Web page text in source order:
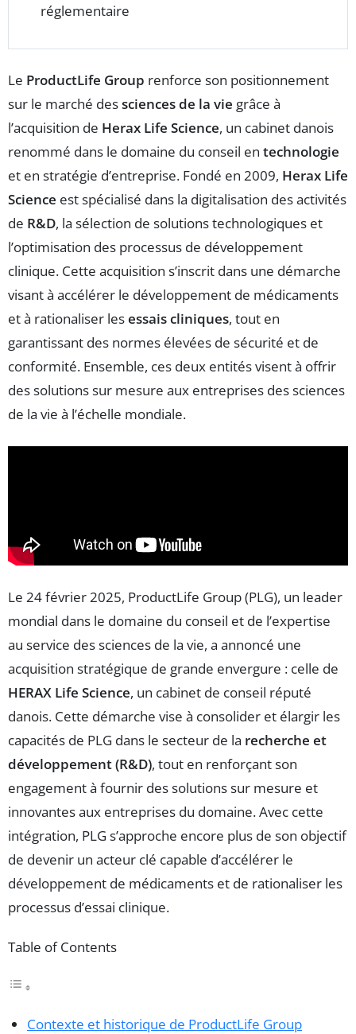
réglementaire
Le ProductLife Group renforce son positionnement
sur le marché dessciences de la vie grâce à
l’acquisition de Herax Life Science, un cabinet danois
renommé dans le domaine du conseil en technologie
et en stratégie d’entreprise. Fondé en 2009, Herax Life
Science est spécialisé dans la digitalisation des activités
de R&D, la sélection de solutions technologiques et
l’optimisation des processus de développement
clinique. Cette acquisition s’inscrit dans une démarche
visant à accélérer le développement de médicaments
et à rationaliser lesessais cliniques, tout en
garantissant des normes élevées de sécurité et de
conformité. Ensemble, ces deux entités visent à offrir
des solutions sur mesure aux entreprises des sciences
de la vie à l’échelle mondiale.
Le 24 février 2025, ProductLife Group (PLG), un leader
mondial dans le domaine du conseil et de l’expertise
au service des sciences de la vie, a annoncé une
acquisition stratégique de grande envergure : celle de
HERAX Life Science, un cabinet de conseil réputé
danois. Cette démarche vise à consolider et élargir les
capacités de PLG dans le secteur de la recherche et
développement (R&D), tout en renforçant son
engagement à fournir des solutions sur mesure et
innovantes aux entreprises du domaine. Avec cette
intégration, PLG s’approche encore plus de son objectif
de devenir un acteur clé capable d’accélérer le
développement de médicaments et de rationaliser les
processus d’essai clinique.
Table of Contents
Contexte et historique de ProductLife Group